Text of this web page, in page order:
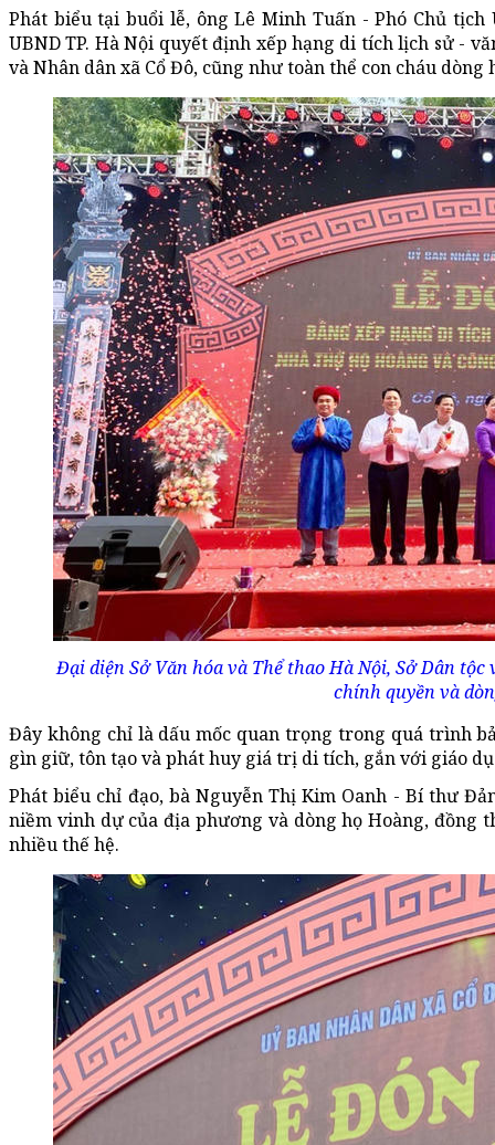
Phát biểu tại buổi lễ, ông Lê Minh Tuấn - Phó Chủ
UBND TP. Hà Nội quyết định xếp hạng di tích lịch sử -
và Nhân dân xã Cổ Đô, cũng như toàn thể con cháu dòng
Đại diện Sở Văn hóa và Thể thao Hà Nội, Sở Dân
chính quyền và
Đây không chỉ là dấu mốc quan trọng trong quá trình
gìn giữ, tôn tạo và phát huy giá trị di tích, gắn với giáo
Phát biểu chỉ đạo, bà Nguyễn Thị Kim Oanh - Bí thư
niềm vinh dự của địa phương và dòng họ Hoàng,
nhiều thế hệ.